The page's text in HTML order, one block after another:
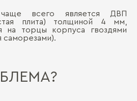
всего является ДВП
плита) толщиной 4 мм,
на торцы корпуса гвоздями
саморезами).